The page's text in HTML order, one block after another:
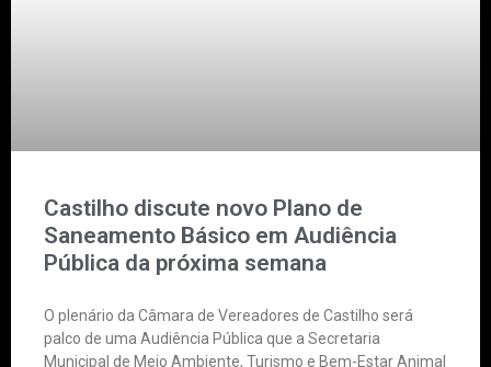
Castilho discute novo Plano de
Saneamento Básico em Audiência
Pública da próxima semana
O plenário da Câmara de Vereadores de Castilho será
palco de uma Audiência Pública que a Secretaria
Municipal de Meio Ambiente, Turismo e Bem-Estar Animal